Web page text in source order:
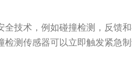
全技术，例如碰撞检测，反馈
测传感器可以立即触发紧急制